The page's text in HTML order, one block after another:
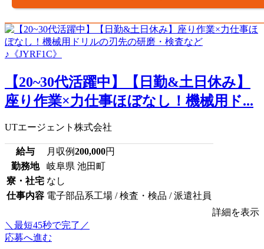
【20~30代活躍中】【日勤&土日休み】
座り作業×力仕事ほぼなし！機械用ド...
UTエージェント株式会社
給与 月収例200,000円
勤務地
岐阜県 池田町
寮・社宅 なし
仕事内容 電子部品系工場 / 検査・検品 / 派遣社員
詳細を表示
＼最短45秒で完了／
応募へ進む